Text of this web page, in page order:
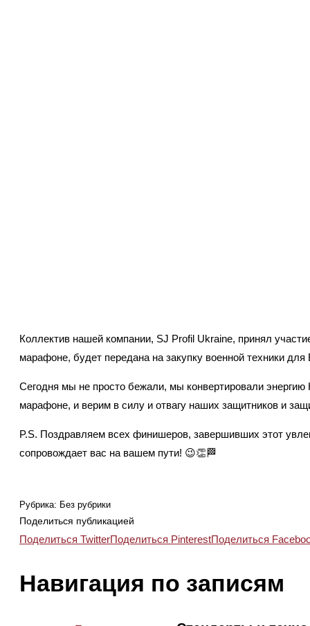
Коллектив нашей компании, SJ Profil Ukraine, принял
марафоне, будет передана на закупку военной техники
Сегодня мы не просто бежали, мы конвертировали
марафоне, и верим в силу и отвагу наших защитников и
P.S. Поздравляем всех финишеров, завершивших этот
сопровождает вас на вашем пути! 😉👏🏁
Рубрика: Без рубрики
Поделиться публикацией
Поделиться TwitterПоделиться PinterestПоделиться
Навигация по записям